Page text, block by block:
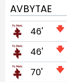
AVBYTAE
46'
46'
70'